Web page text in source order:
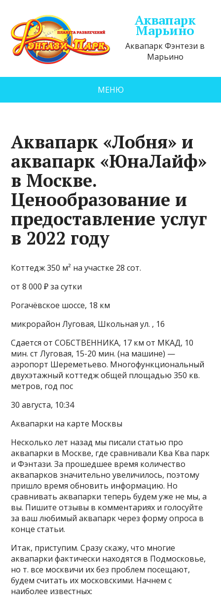
Аквапарк
Марьино
Аквапарк Фэнтези в
Марьино
МЕНЮ
Аквапарк «Лобня» и
аквапарк «ЮнаЛайф»
в Москве.
Ценообразование и
предоставление услуг
в 2022 году
Коттедж 350 м² на участке 28 сот.
от 8 000 ₽ за сутки
Рогачёвское шоссе, 18 км
микрорайон Луговая, Школьная ул. , 16
Сдается от СОБСТВЕННИКА, 17 км от МКАД, 10
мин. ст Луговая, 15-20 мин. (на машине) —
аэропорт Шереметьево. Многофункциональный
двухэтажный коттедж общей площадью 350 кв.
метров, год пос
30 августа, 10:34
Аквапарки на карте Москвы
Несколько лет назад мы писали статью про
аквапарки в Москве, где сравнивали Ква Ква парк
и Фэнтази. За прошедшее время количество
аквапарков значительно увеличилось, поэтому
пришло время обновить информацию. Но
сравнивать аквапарки теперь будем уже не мы, а
вы. Пишите отзывы в комментариях и голосуйте
за ваш любимый аквапарк через форму опроса в
конце статьи.
Итак, приступим. Сразу скажу, что многие
аквапарки фактически находятся в Подмосковье,
но т. все москвичи их без проблем посещают,
будем считать их московскими. Начнем с
наиболее известных: